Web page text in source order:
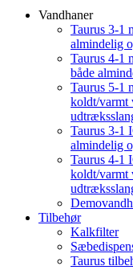
Vandhaner
Taurus 3-1
almindelig
Taurus 4-1
både
Taurus 5-1
koldt/varmt
Taurus 3-1
almindelig
Taurus 4-1
koldt/varmt
Tilbehør
Kalkfilter
Taurus